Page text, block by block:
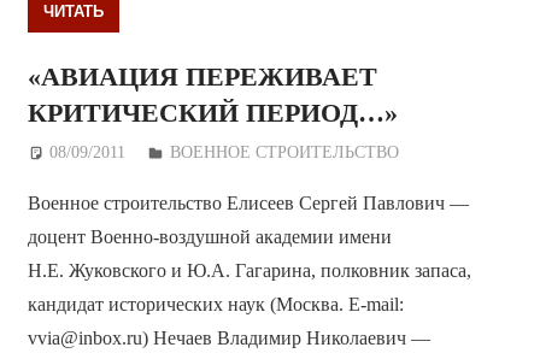
ЧИТАТЬ
«АВИАЦИЯ ПЕРЕЖИВАЕТ
КРИТИЧЕСКИЙ ПЕРИОД…»
08/09/2011 Дежурный по Редакции
ВОЕННОЕ СТРОИТЕЛЬСТВО
Военное строительство Елисеев Сергей Павлович —
доцент Военно-воздушной академии имени
Н.Е. Жуковского и Ю.А. Гагарина, полковник запаса,
кандидат исторических наук (Москва. E-mail:
vvia@inbox.ru) Нечаев Владимир Николаевич —